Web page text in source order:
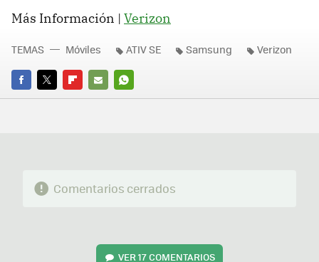
Más Información | Verizon
FACEBOOK
TWITTERFLIPBOARD
E-
WHATSAPP
TEMAS Móviles ATIV SE Samsung Verizon
Comentarios cerrados
VER 17 COMENTARIOS